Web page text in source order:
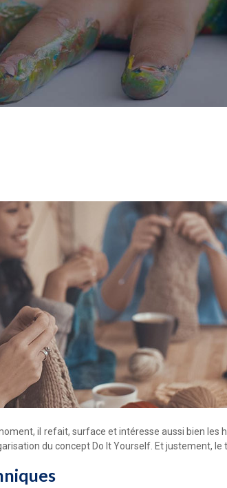
il refait, surface et intéresse aussi bien
du concept Do It Yourself. Et justement, le